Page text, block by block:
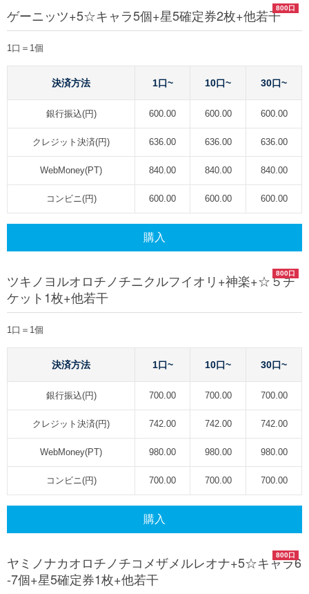
800口
ゲーニッツ+5☆キャラ5個+星5確定券2枚+他若干
1口＝1個
決済方法 1口~ 10口~ 30口~
銀行振込(円) 600.00 600.00 600.00
クレジット決済(円) 636.00 636.00 636.00
WebMoney(PT) 840.00 840.00 840.00
コンビニ(円) 600.00 600.00 600.00
購入
800口
ツキノヨルオロチノチニクルフイオリ+神楽+☆５チ
ケット1枚+他若干
1口＝1個
決済方法 1口~ 10口~ 30口~
銀行振込(円) 700.00 700.00 700.00
クレジット決済(円) 742.00 742.00 742.00
WebMoney(PT) 980.00 980.00 980.00
コンビニ(円) 700.00 700.00 700.00
購入
800口
ヤミノナカオロチノチコメザメルレオナ+5☆キャラ6
-7個+星5確定券1枚+他若干